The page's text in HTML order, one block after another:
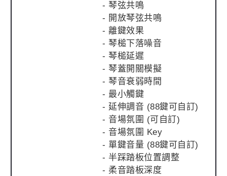
- 琴弦共鳴
- 開放琴弦共鳴
- 離鍵效果
- 琴槌下落噪音
- 琴槌延遲
- 琴蓋開關模擬
- 琴音衰弱時間
- 最小觸鍵
- 延伸調音 (88鍵可自訂)
- 音場氛圍 (可自訂)
- 音場氛圍 Key
- 單鍵音量 (88鍵可自訂)
- 半踩踏板位置調整
- 柔音踏板深度